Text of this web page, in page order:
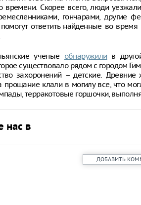
времени. Скорее всего, люди
гончарами, другие
ответить найденные во
ученые обнаружилив
существовало рядом с городом
захоронений – детские.
клали в могилу все, что
терракотовые горшочки,
нас в
ДОБАВИТЬ